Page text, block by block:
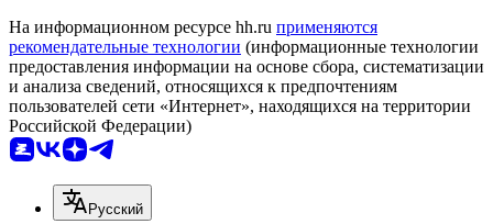
На информационном ресурсе hh.ru применяются
рекомендательные технологии (информационные технологии
предоставления информации на основе сбора, систематизации
и анализа сведений, относящихся к предпочтениям
пользователей сети «Интернет», находящихся на территории
Российской Федерации)
Русский